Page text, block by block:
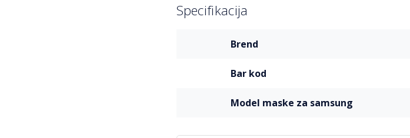
Specifikacija
brend
bar kod
model maske za samsung